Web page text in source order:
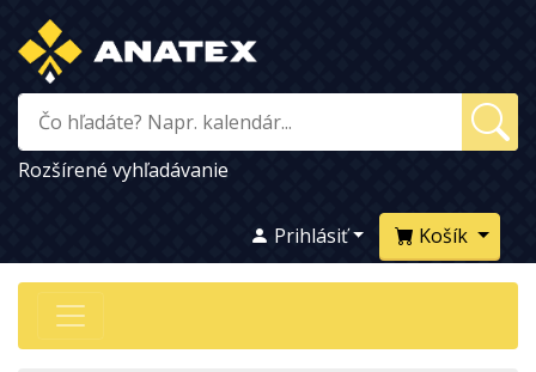
Rozšírené vyhľadávanie
Košík
Prihlásiť